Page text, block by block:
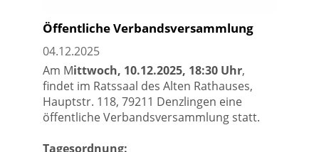
Öffentliche Verbandsversammlung
04.12.2025
Am Mittwoch, 10.12.2025, 18:30 Uhr,
findet im Ratssaal des Alten Rathauses,
Hauptstr. 118, 79211 Denzlingen eine
öffentliche Verbandsversammlung statt.
Tagesordnung: